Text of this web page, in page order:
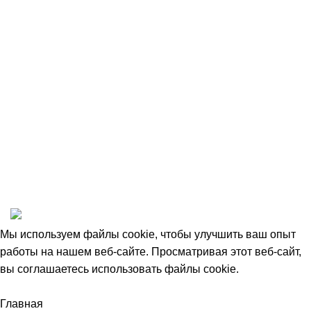
Мы используем файлы cookie, чтобы улучшить ваш опыт
работы на нашем веб-сайте. Просматривая этот веб-сайт,
вы соглашаетесь использовать файлы cookie.
Главная